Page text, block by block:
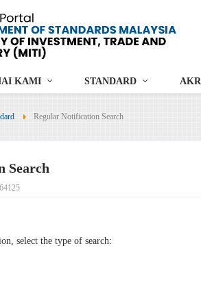
KAMI STANDARD
Regular Notification Search
Search
select the type of search: